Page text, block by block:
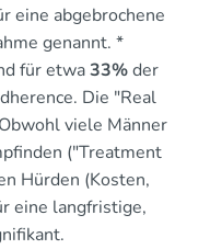
eine abgebrochene
genannt. *
für etwa33%der
Die "Real
viele Männer
("Treatment
Hürden (Kosten,
eine langfristige,